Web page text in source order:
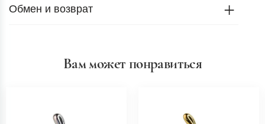
Обмен и возврат
Вам может понравиться